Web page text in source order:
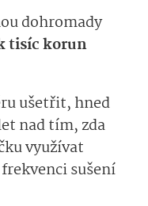
dohromady
tisíc korun
ušetřit, hned
nad tím, zda
využívat
sušení